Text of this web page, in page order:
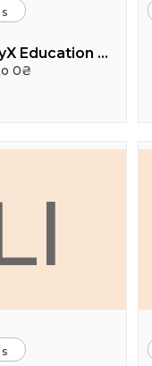
AcademyX Education Hub
0₴